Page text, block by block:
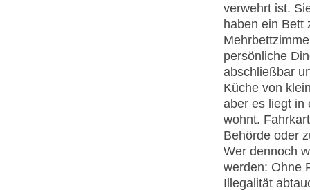
verwehrt ist.
haben ein Bett
persönliche
abschließbar
Küche von
aber es liegt in
wohnt.
Behörde oder
Wer dennoch
werden: Ohne
Illegalität